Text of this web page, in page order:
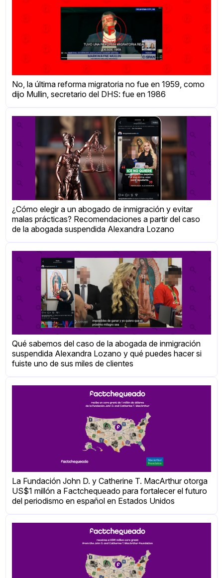
No, la última reforma migratoria no fue en 1959, como
dijo Mullin, secretario del DHS: fue en 1986
¿Cómo elegir a un abogado de inmigración y evitar
malas prácticas? Recomendaciones a partir del caso
de la abogada suspendida Alexandra Lozano
Qué sabemos del caso de la abogada de inmigración
suspendida Alexandra Lozano y qué puedes hacer si
fuiste uno de sus miles de clientes
La Fundación John D. y Catherine T. MacArthur otorga
US$1 millón a Factchequeado para fortalecer el futuro
del periodismo en español en Estados Unidos